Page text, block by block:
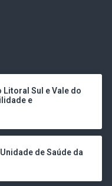
Sul e Vale do
e
de Saúde da